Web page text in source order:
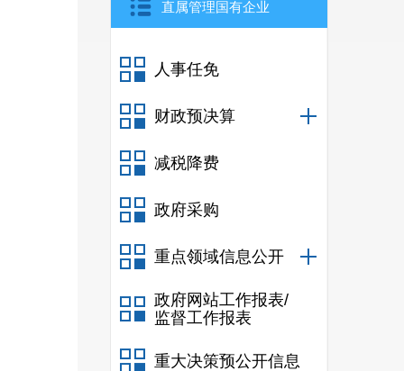
直属管理国有企业
人事任免
财政预决算
减税降费
政府采购
重点领域信息公开
政府网站工作报表/
监督工作报表
重大决策预公开信息